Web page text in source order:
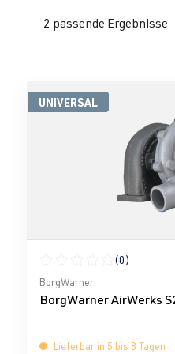
2 passende Ergebnisse
UNIVERSAL
Durchschnittliche
(0)
BorgWarner
BorgWarner AirWerks
Lieferbar in 5 bis 8 Tagen